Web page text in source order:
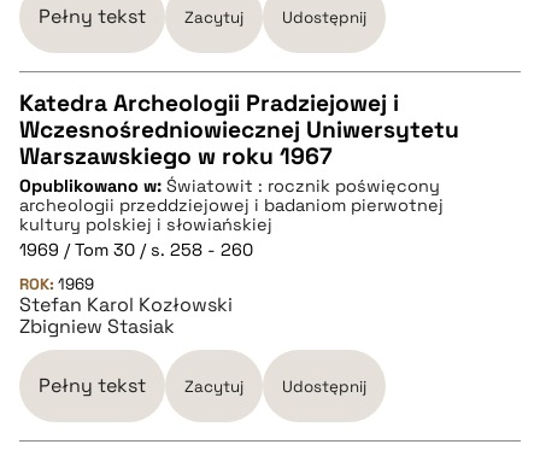
Pełny tekst Zacytuj Udostępnij
CZYSTY TEKST
pobierz cytat
BIBTEX
pobierz cytat
Katedra Archeologii Pradziejowej i
Wczesnośredniowiecznej Uniwersytetu
Warszawskiego w roku 1967
Opublikowano w: Światowit : rocznik poświęcony
archeologii przeddziejowej i badaniom pierwotnej
kultury polskiej i słowiańskiej
1969 / Tom 30 / s. 258 - 260
ROK: 1969
Stefan Karol Kozłowski
Zbigniew Stasiak
Pełny tekst Zacytuj Udostępnij